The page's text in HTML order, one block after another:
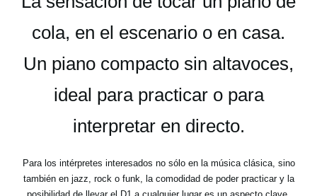
cola, en el escenario o en casa.
Un piano compacto sin altavoces,
ideal para practicar o para
interpretar en directo.
Para los intérpretes interesados no sólo en la música clásica, sino
también en jazz, rock o funk, la comodidad de poder practicar y la